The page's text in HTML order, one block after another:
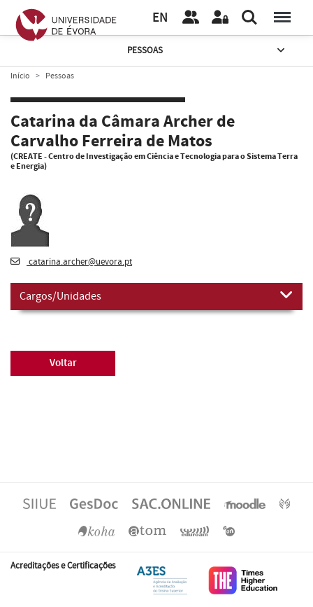
EN
PESSOAS
Início Pessoas
Catarina da Câmara Archer de
Carvalho Ferreira de Matos
(CREATE - Centro de Investigação em Ciência e Tecnologia para o Sistema Terra
e Energia)
catarina.archer@uevora.pt
Cargos/Unidades
Voltar
Acreditações e Certificações